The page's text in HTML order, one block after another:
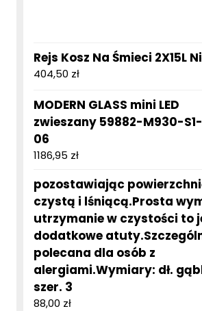
Rejs Kosz Na Śmieci 2X15L
404,50 zł
MODERN GLASS mini LED
zwieszany 59882-M930-
06
1186,95 zł
pozostawiając
czystą i lśniącą.Prosta
utrzymanie w czystości to
dodatkowe
polecana dla osób z
alergiami.Wymiary: dł.
szer. 3
88,00 zł